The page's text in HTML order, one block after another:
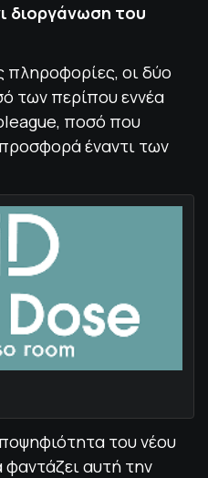
διοργάνωση του
πληροφορίες, οι δύο
των περίπου εννέα
ποσό που
έναντι των
του νέου
φαντάζει αυτή την